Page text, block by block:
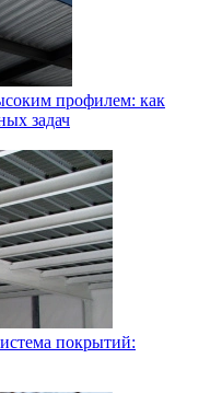
профилем: как
задач
покрытий: